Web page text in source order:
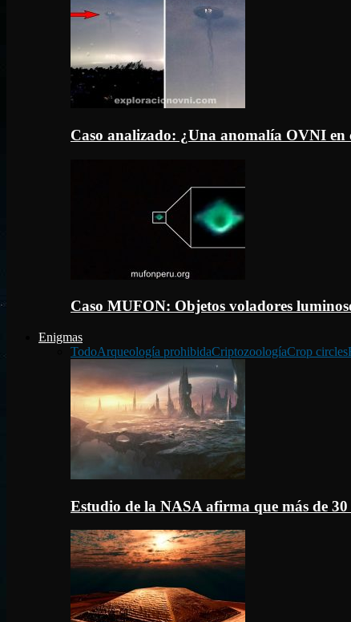
Caso analizado: ¿Una anomalía OVNI
Caso MUFON: Objetos voladores
Enigmas
TodoArqueología prohibidaCriptozoologíaCrop circles
Estudio de la NASA afirma que más de